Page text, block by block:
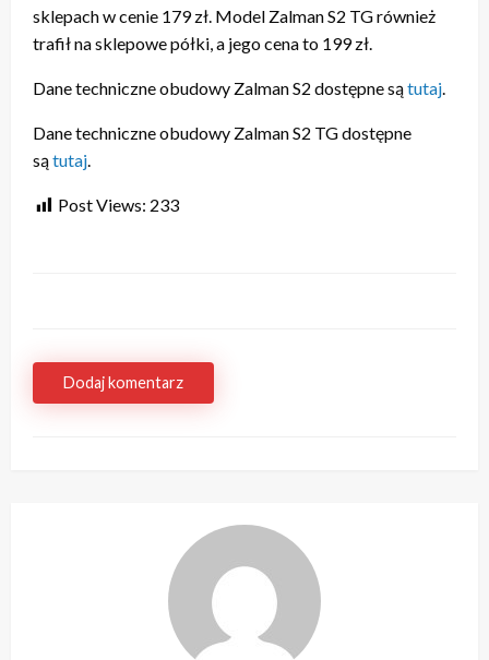
sklepach w cenie 179 zł. Model Zalman S2 TG również
trafił na sklepowe półki, a jego cena to 199 zł.
Dane techniczne obudowy Zalman S2 dostępne sątutaj.
Dane techniczne obudowy Zalman S2 TG dostępne
sątutaj.
Post Views: 233
Dodaj komentarz